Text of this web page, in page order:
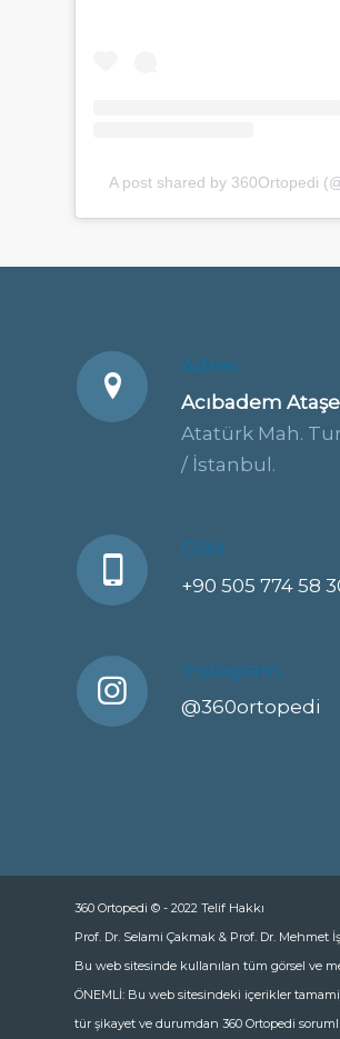
A post shared by 360Ortopedi
Adres
Acıbadem
Atatürk Mah.
/ İstanbul.
GSM
+90 505 774 58
Instagram
@360ortopedi
360 Ortopedi © - 2022 Telif Hakkı
Prof. Dr. Selami Çakmak & Prof. Dr. Mehmet
Bu web sitesinde kullanılan tüm görsel ve
ÖNEMLİ: Bu web sitesindeki içerikler
tür şikayet ve durumdan 360 Ortopedi